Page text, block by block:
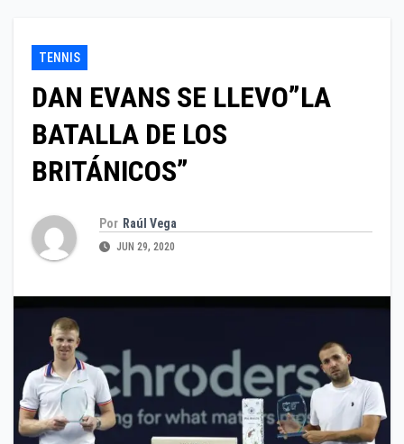
TENNIS
DAN EVANS SE LLEVO”LA
BATALLA DE LOS
BRITÁNICOS”
Por Raúl Vega
JUN 29, 2020